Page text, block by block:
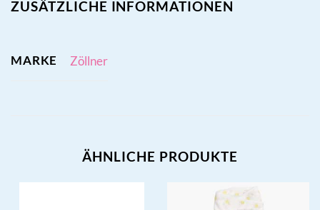
ZUSÄTZLICHE INFORMATIONEN
MARKE Zöllner
ÄHNLICHE PRODUKTE